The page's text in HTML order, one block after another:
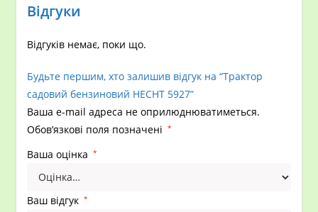
Відгуки
Відгуків немає, поки що.
Будьте першим, хто залишив відгук на “Трактор
садовий бензиновий HECHT 5927”
Ваша e-mail адреса не оприлюднюватиметься.
Обов’язкові поля позначені
*
Ваша оцінка *
Ваш відгук *